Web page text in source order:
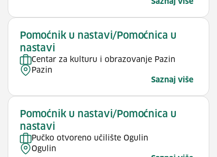
Pomoćnik u nastavi/Pomoćnica u
nastavi
Centar za kulturu i obrazovanje Pazin
Pazin
Saznaj više
Pomoćnik u nastavi/Pomoćnica u
nastavi
Pučko otvoreno učilište Ogulin
Ogulin